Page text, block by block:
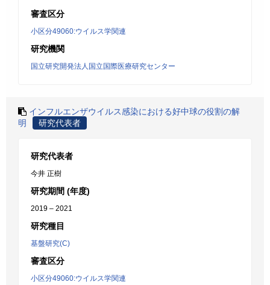
審査区分
小区分49060:ウイルス学関連
研究機関
国立研究開発法人国立国際医療研究センター
インフルエンザウイルス感染における好中球の役割の解
明
研究代表者
研究代表者
今井 正樹
研究期間 (年度)
2019 – 2021
研究種目
基盤研究(C)
審査区分
小区分49060:ウイルス学関連